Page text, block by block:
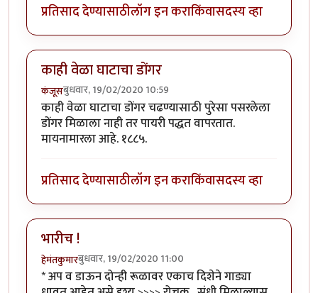
प्रतिसाद देण्यासाठीलॉग इन कराकिंवासदस्य व्हा
काही वेळा घाटाचा डोंगर
कंजूसबुधवार, 19/02/2020 10:59
काही वेळा घाटाचा डोंगर चढण्यासाठी पुरेसा पसरलेला
डोंगर मिळाला नाही तर पायरी पद्धत वापरतात.
मायनामारला आहे. १८८५.
प्रतिसाद देण्यासाठीलॉग इन कराकिंवासदस्य व्हा
भारीच !
हेमंतकुमारबुधवार, 19/02/2020 11:00
* अप व डाऊन दोन्ही रूळावर एकाच दिशेने गाड्या